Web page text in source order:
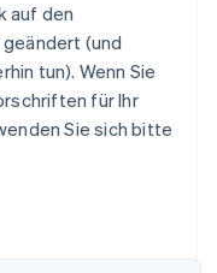
auf den
(und
tun). Wenn Sie
für Ihr
Sie sich bitte